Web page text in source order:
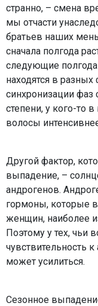
странно, – смена
мы отчасти
братьев наших
сначала полгода
следующие полгода
находятся в разных
синхронизации фаз
степени, у кого-то
волосы
Другой фактор,
выпадение, –
андрогенов.
гормоны, которые
женщин, наиболее
Поэтому у тех, чьи
чувствительность
может усилиться.
Сезонное